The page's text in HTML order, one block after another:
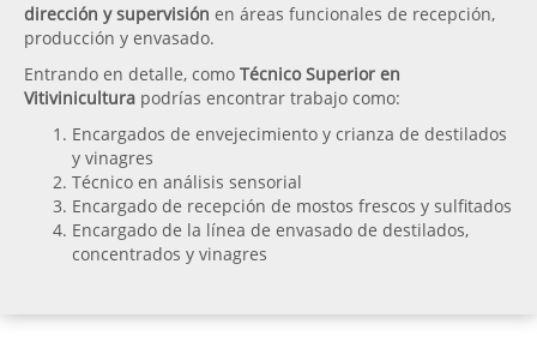
dirección y supervisión en áreas funcionales de recepción,
producción y envasado.
Entrando en detalle, como Técnico Superior en
Vitivinicultura podrías encontrar trabajo como:
Encargados de envejecimiento y crianza de destilados
y vinagres
Técnico en análisis sensorial
Encargado de recepción de mostos frescos y sulfitados
Encargado de la línea de envasado de destilados,
concentrados y vinagres